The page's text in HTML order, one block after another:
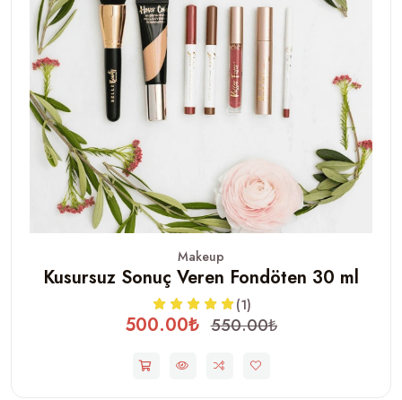
Makeup
Kusursuz Sonuç Veren Fondöten 30 ml
(1)
500.00₺ 550.00₺